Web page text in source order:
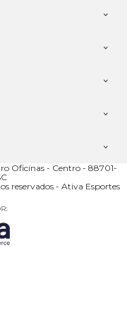
Oficinas - Centro - 88701-
reservados - Ativa Esportes